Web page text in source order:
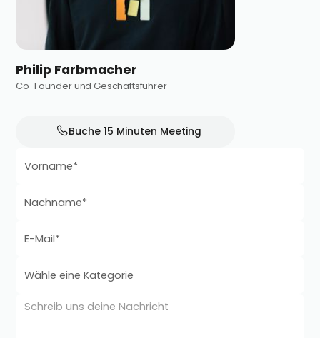
Vorname*
Nachname*
E-Mail*
Philip Farbmacher
Co-Founder und Geschäftsführer
Buche 15 Minuten Meeting